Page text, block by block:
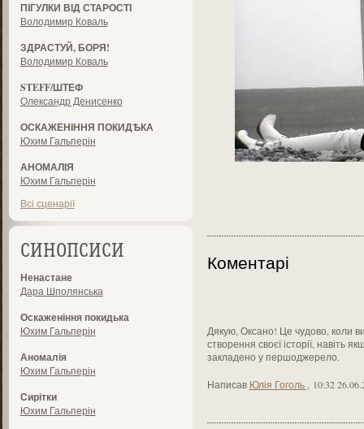
ПІГУЛКИ ВІД СТАРОСТІ
Володимир Коваль
ЗДРАСТУЙ, БОРЯ!
Володимир Коваль
STEFF/ШТЕФ
Олександр Денисенко
ОСКАЖЕНІННЯ ПОКИДѢКА
Юхим Гальперін
АНОМАЛІЯ
Юхим Гальперін
Всі сценарії
СИНОПСИСИ
Ненастане
Дара Шполянська
Оскаженіння покидька
Юхим Гальперін
Аномалія
Юхим Гальперін
Сирітки
Юхим Гальперін
Коментарі
Дякую, Оксано! Це чудово, коли
створення своєї історії, навіть
закладено у першоджерело.
Написав Юлія Гоголь 10:32